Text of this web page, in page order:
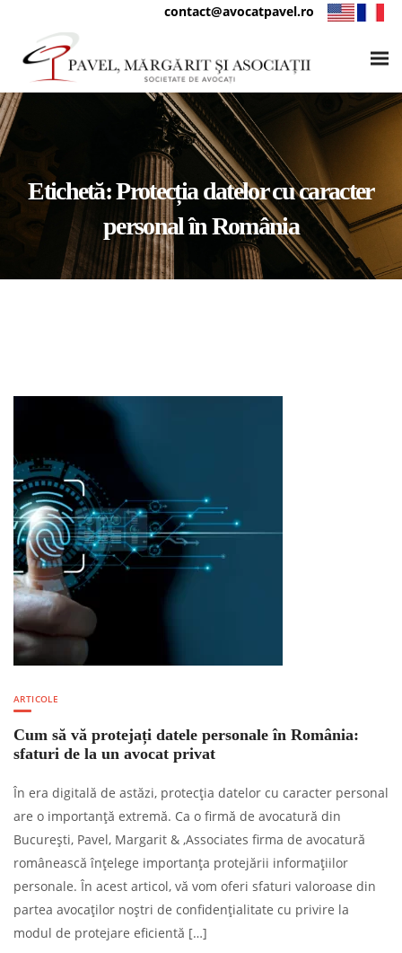
contact@avocatpavel.ro
Etichetă:Protecția datelor cu caracter
personal în România
ARTICOLE
Cum să vă protejați datele personale în România:
sfaturi de la un avocat privat
În era digitală de astăzi, protecția datelor cu caracter personal
are o importanță extremă. Ca o firmă de avocatură din
București, Pavel, Margarit & ,Associates firma de avocatură
românească înțelege importanța protejării informațiilor
personale. În acest articol, vă vom oferi sfaturi valoroase din
partea avocaților noștri de confidențialitate cu privire la
modul de protejare eficientă […]